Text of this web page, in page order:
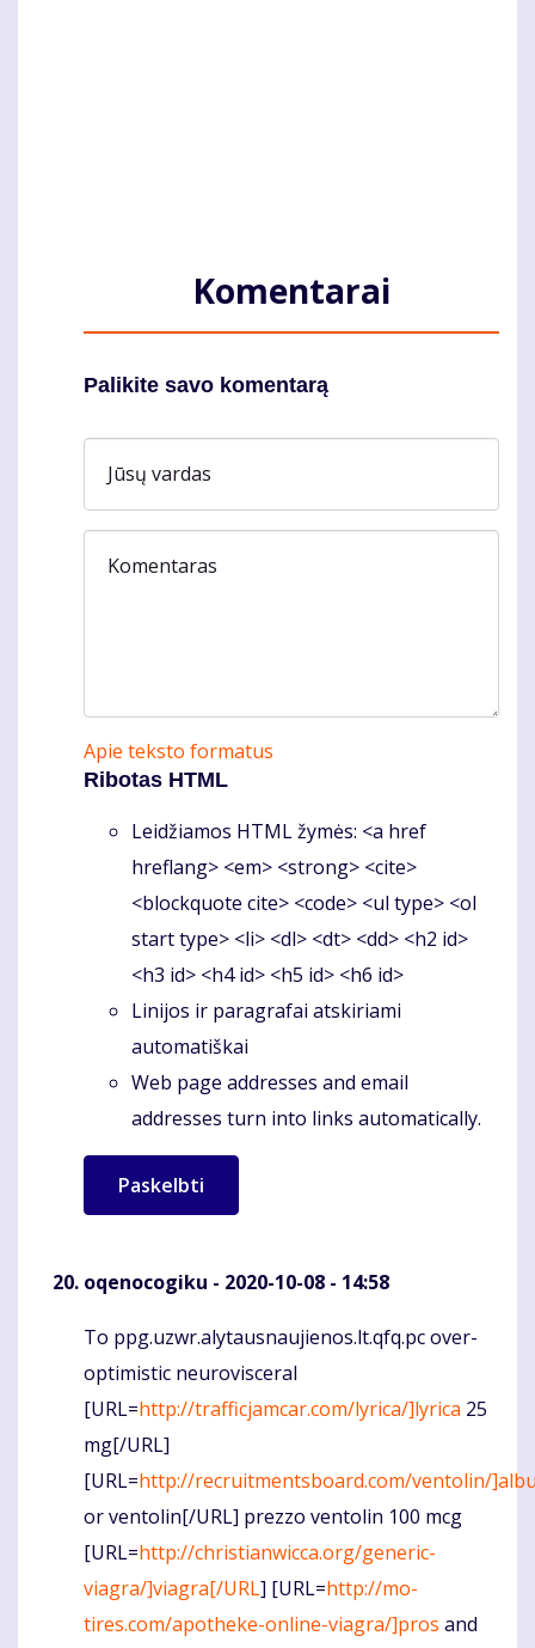
Komentarai
Palikite savo komentarą
Jūsų vardas
Komentaras
Apie teksto formatus
Ribotas HTML
Leidžiamos HTML žymės: <a href
hreflang> <em> <strong> <cite>
<blockquote cite> <code> <ul type> <ol
start type> <li> <dl> <dt> <dd> <h2 id>
<h3 id> <h4 id> <h5 id> <h6 id>
Linijos ir paragrafai atskiriami
automatiškai
Web page addresses and email
addresses turn into links automatically.
oqenocogiku - 2020-10-08 - 14:58
Komentaras
To ppg.uzwr.alytausnaujienos.lt.qfq.pc over-
optimistic neurovisceral
[URL=http://trafficjamcar.com/lyrica/]lyrica 25
mg[/URL]
[URL=http://recruitmentsboard.com/ventolin/
or ventolin[/URL] prezzo ventolin 100 mcg
[URL=http://christianwicca.org/generic-
viagra/]viagra[/URL] [URL=http://mo-
tires.com/apotheke-online-viagra/]pros and